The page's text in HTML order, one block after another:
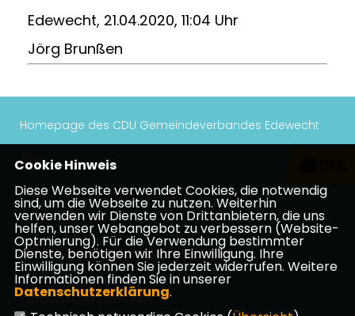
Edewecht, 21.04.2020, 11:04 Uhr
Jörg Brunßen
Homepage des CDU Gemeindeverbandes Edewecht
Impressum Datenschutz
Kontakt
Mitgliederbereich
CDU Kreisverband Ammerland
CDU Niedersachsen
Cookie Hinweis
Diese Webseite verwendet Cookies, die notwendig
sind, um die Webseite zu nutzen. Weiterhin
verwenden wir Dienste von Drittanbietern, die uns
helfen, unser Webangebot zu verbessern (Website-
Optmierung). Für die Verwendung bestimmter
Dienste, benötigen wir Ihre Einwilligung. Ihre
Einwilligung können Sie jederzeit widerrufen. Weitere
Informationen finden Sie in unserer
Datenschutzerklärung.